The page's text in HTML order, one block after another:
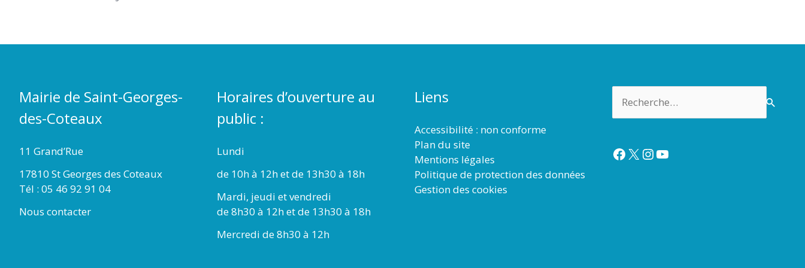
Mairie de Saint-Georges-
des-Coteaux
11 Grand’Rue
17810 St Georges des Coteaux
Tél : 05 46 92 91 04
Nous contacter
Horaires d’ouverture au
public :
Lundi
de 10h à 12h et de 13h30 à 18h
Mardi, jeudi et vendredi
de 8h30 à 12h et de 13h30 à 18h
Mercredi de 8h30 à 12h
Liens
Accessibilité : non conforme
Plan du site
Mentions légales
Politique de protection des données
Gestion des cookies
Facebook
X Instagram
YouTube